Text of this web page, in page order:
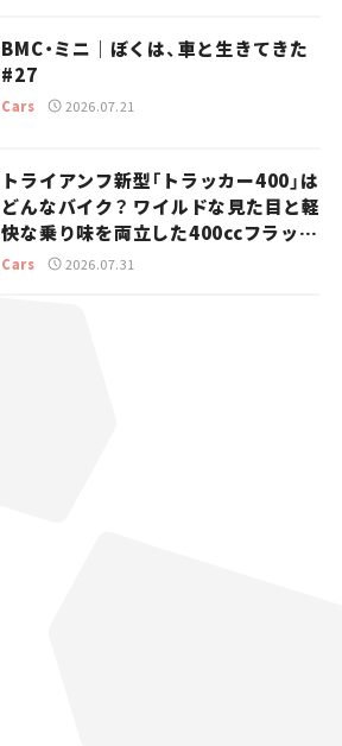
BMC・ミニ｜ぼくは、車と生きてきた
#27
Cars 2026.07.21
トライアンフ新型「トラッカー400」は
どんなバイク？ ワイルドな見た目と軽
快な乗り味を両立した400ccフラット
トラッカー【試乗レビュー】
Cars 2026.07.31